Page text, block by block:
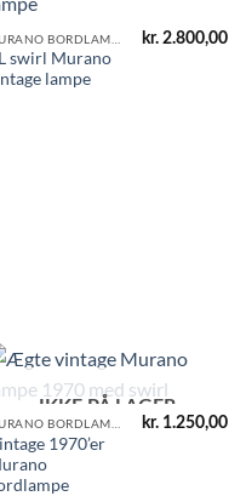
swirl Murano
lampe
kr. 2.800,00
IKKE PÅ LAGER
1970’er
kr. 1.250,00